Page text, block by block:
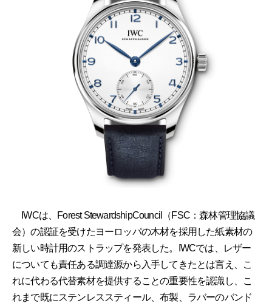
IWCは、Forest StewardshipCouncil（FSC：森林管理協議
会）の認証を受けたヨーロッパの木材を採用した紙素材の
新しい時計用のストラップを発表した。IWCでは、レザー
についても責任ある調達源から入手してきたとは言え、こ
れに代わる代替素材を提供することの重要性を認識し、こ
れまで既にステンレススティール、布製、ラバーのバンド